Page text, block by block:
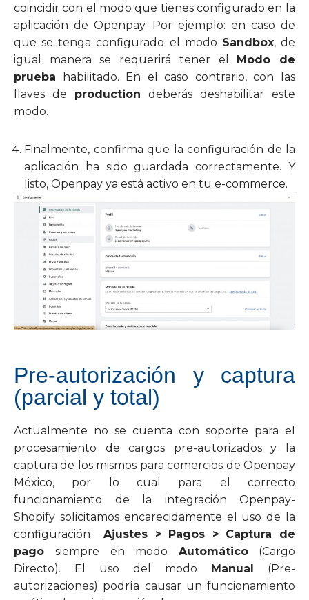
coincidir con el modo que tienes configurado en la
aplicación de Openpay. Por ejemplo: en caso de
que se tenga configurado el modo Sandbox, de
igual manera se requerirá tener el Modo de
prueba habilitado. En el caso contrario, con las
llaves de production deberás deshabilitar este
modo.
Finalmente, confirma que la configuración de la
aplicación ha sido guardada correctamente. Y
listo, Openpay ya está activo en tu e-commerce.
Pre-autorización y captura
(parcial y total)
Actualmente no se cuenta con soporte para el
procesamiento de cargos pre-autorizados y la
captura de los mismos para comercios de Openpay
México, por lo cual para el correcto
funcionamiento de la integración Openpay-
Shopify solicitamos encarecidamente el uso de la
configuraciónAjustes > Pagos > Captura de
pagosiempre en modo Automático(Cargo
Directo). El uso del modo Manual (Pre-
autorizaciones) podría causar un funcionamiento